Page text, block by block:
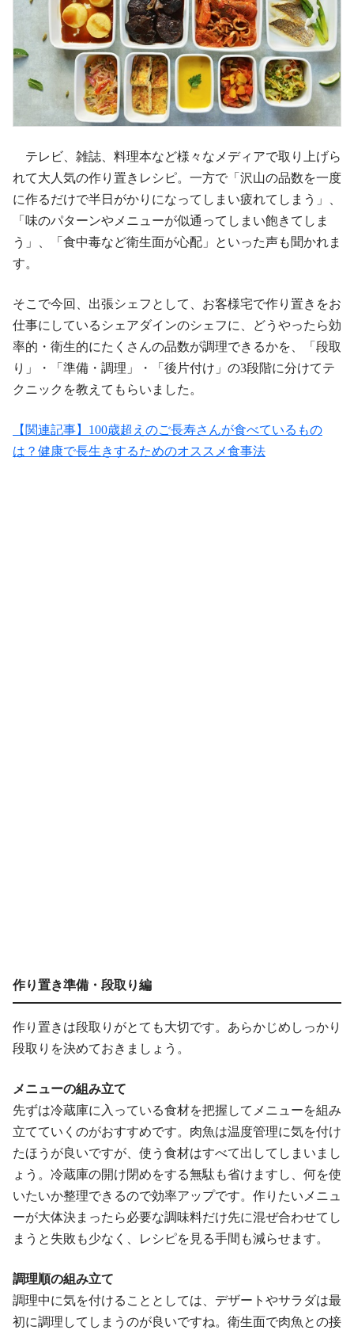
テレビ、雑誌、料理本など様々なメディアで取り上げら
れて大人気の作り置きレシピ。一方で「沢山の品数を一度
に作るだけで半日がかりになってしまい疲れてしまう」、
「味のパターンやメニューが似通ってしまい飽きてしま
う」、「食中毒など衛生面が心配」といった声も聞かれま
す。
そこで今回、出張シェフとして、お客様宅で作り置きをお
仕事にしているシェアダインのシェフに、どうやったら効
率的・衛生的にたくさんの品数が調理できるかを、「段取
り」・「準備・調理」・「後片付け」の3段階に分けてテ
クニックを教えてもらいました。
【関連記事】100歳超えのご長寿さんが食べているもの
は？健康で長生きするためのオススメ食事法
作り置き準備・段取り編
作り置きは段取りがとても大切です。あらかじめしっかり
段取りを決めておきましょう。
メニューの組み立て
先ずは冷蔵庫に入っている食材を把握してメニューを組み
立てていくのがおすすめです。肉魚は温度管理に気を付け
たほうが良いですが、使う食材はすべて出してしまいまし
ょう。冷蔵庫の開け閉めをする無駄も省けますし、何を使
いたいか整理できるので効率アップです。作りたいメニュ
ーが大体決まったら必要な調味料だけ先に混ぜ合わせてし
まうと失敗も少なく、レシピを見る手間も減らせます。
調理順の組み立て
調理中に気を付けることとしては、デザートやサラダは最
初に調理してしまうのが良いですね。衛生面で肉魚との接